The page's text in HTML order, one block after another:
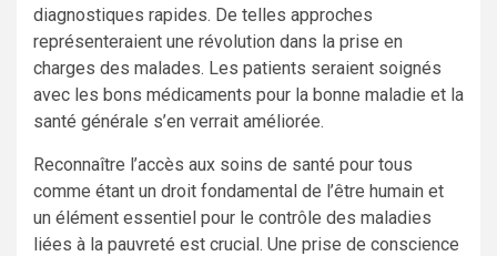
diagnostiques rapides. De telles approches
représenteraient une révolution dans la prise en
charges des malades. Les patients seraient soignés
avec les bons médicaments pour la bonne maladie et la
santé générale s’en verrait améliorée.
Reconnaître l’accès aux soins de santé pour tous
comme étant un droit fondamental de l’être humain et
un élément essentiel pour le contrôle des maladies
liées à la pauvreté est crucial. Une prise de conscience